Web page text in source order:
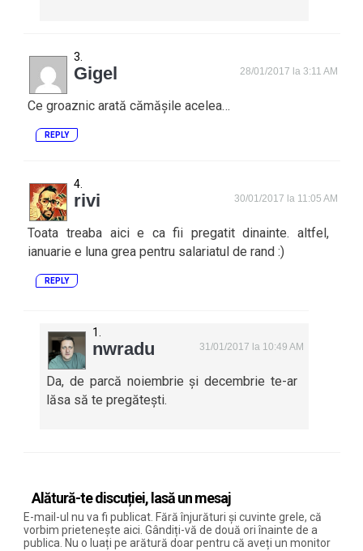
Gigel 28/01/2017 la 3:11 AM
Ce groaznic arată cămășile acelea…
REPLY
rivi 30/01/2017 la 11:05 AM
Toata treaba aici e ca fii pregatit dinainte. altfel,
ianuarie e luna grea pentru salariatul de rand :)
REPLY
nwradu 31/01/2017 la 10:49 AM
Da, de parcă noiembrie și decembrie te-ar
lăsa să te pregătești.
Alătură-te discuției, lasă un mesaj
E-mail-ul nu va fi publicat. Fără înjurături și cuvinte grele, că
vorbim prietenește aici. Gândiți-vă de două ori înainte de a
publica. Nu o luați pe arătură doar pentru că aveți un monitor